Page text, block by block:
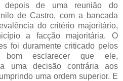
depois de uma reunião do
de Castro, com a bancada
do critério majoritário,
a facção majoritária. O
foi duramente criticado pelos
bom esclarecer que ele,
uma decisão contrária aos
uma ordem superior. E